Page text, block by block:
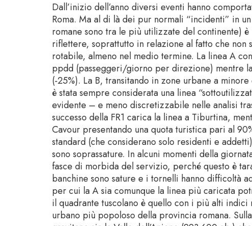
Dall’inizio dell’anno diversi eventi hanno
Roma. Ma al di là dei pur normali “incidenti” in
romane sono tra le più utilizzate del continente)
riflettere, soprattutto in relazione al fatto che
rotabile, almeno nel medio termine. La linea A
ppdd (passeggeri/giorno per direzione) mentre
(-25%). La B, transitando in zone urbane a
è stata sempre considerata una linea
evidente – e meno discretizzabile nelle analisi
successo della FR1 carica la linea a Tiburtina,
Cavour presentando una quota turistica pari al
standard (che considerano solo residenti e
sono soprassature. In alcuni momenti della
fasce di morbida del servizio, perché questo è
banchine sono sature e i tornelli hanno difficoltà
per cui la A sia comunque la linea più caricata
il quadrante tuscolano è quello con i più alti
urbano più popoloso della provincia romana.